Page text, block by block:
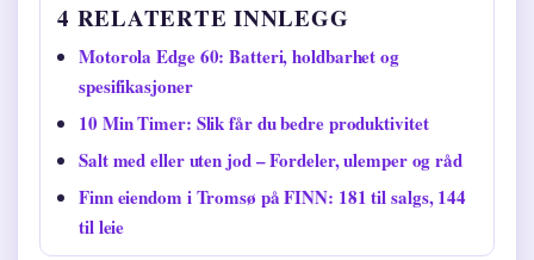
4 RELATERTE INNLEGG
Motorola Edge 60: Batteri, holdbarhet og
spesifikasjoner
10 Min Timer: Slik får du bedre produktivitet
Salt med eller uten jod – Fordeler, ulemper og råd
Finn eiendom i Tromsø på FINN: 181 til salgs, 144
til leie